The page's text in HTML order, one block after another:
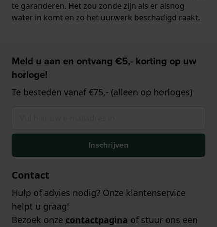
te garanderen. Het zou zonde zijn als er alsnog
water in komt en zo het uurwerk beschadigd raakt.
Meld u aan en ontvang €5,- korting op uw
horloge!
Te besteden vanaf €75,- (alleen op horloges)
Inschrijven
Contact
Hulp of advies nodig? Onze klantenservice
helpt u graag!
Bezoek onze contactpagina of stuur ons een